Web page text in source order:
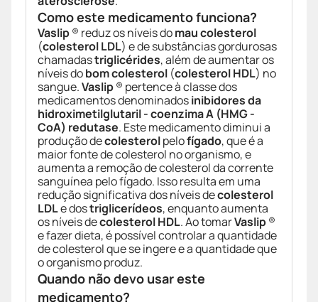
Como este medicamento funciona?
Vaslip® reduz os níveis domau colesterol
(colesterol LDL) e de substâncias gordurosas
chamadastriglicérides, além de aumentar os
níveis dobom colesterol (colesterol HDL) no
sangue.Vaslip® pertence à classe dos
medicamentos denominadosinibidores da
hidroximetilglutaril - coenzima A (HMG -
CoA) redutase. Este medicamento diminui a
produção decolesterolpelofígado, que é a
maior fonte de colesterol no organismo, e
aumenta a remoção de colesterol da corrente
sanguínea pelo fígado. Isso resulta em uma
redução significativa dos níveis decolesterol
LDLe dostriglicerídeos, enquanto aumenta
os níveis decolesterol HDL. Ao tomarVaslip®
e fazer dieta, é possível controlar a quantidade
de colesterol que se ingere e a quantidade que
o organismo produz.
Quando não devo usar este
medicamento?